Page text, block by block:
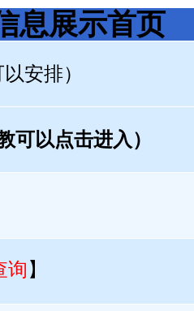
息展示首页
安排）
可以点击进入）
询 】